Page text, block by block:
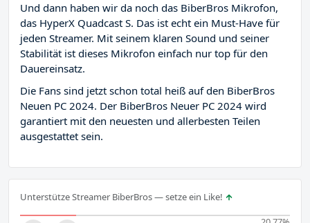
Und dann haben wir da noch das BiberBros Mikrofon,
das HyperX Quadcast S. Das ist echt ein Must-Have für
jeden Streamer. Mit seinem klaren Sound und seiner
Stabilität ist dieses Mikrofon einfach nur top für den
Dauereinsatz.
Die Fans sind jetzt schon total heiß auf den BiberBros
Neuen PC 2024. Der BiberBros Neuer PC 2024 wird
garantiert mit den neuesten und allerbesten Teilen
ausgestattet sein.
Unterstütze Streamer BiberBros — setze ein Like!